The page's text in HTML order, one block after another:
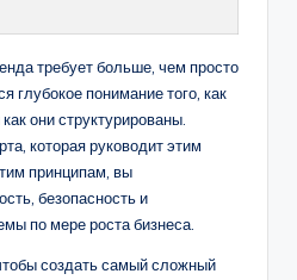
требует больше, чем просто
глубокое понимание того, как
они структурированы.
которая руководит этим
принципам, вы
безопасность и
по мере роста бизнеса.
создать самый сложный